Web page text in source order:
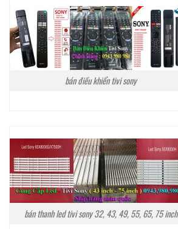
bán điều khiển tivi sony
bán thanh led tivi sony 32, 43, 49, 55, 65, 75 inch